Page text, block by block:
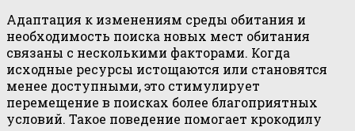
Адаптация к изменениям среды обитания и
необходимость поиска новых мест обитания
связаны с несколькими факторами. Когда
исходные ресурсы истощаются или становятся
менее доступными, это стимулирует
перемещение в поисках более благоприятных
условий. Такое поведение помогает крокодилу